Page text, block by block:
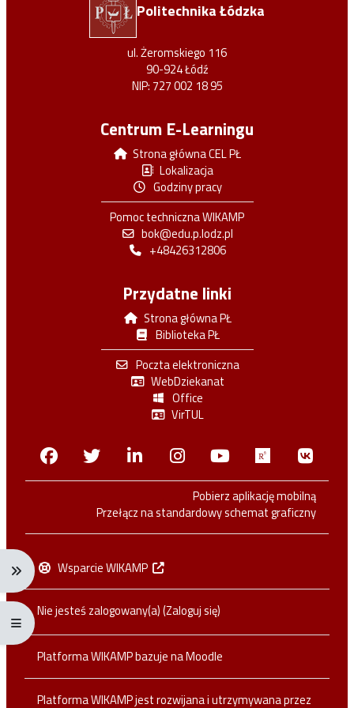
Rozwiń menu nawigacji: Ctrl + Alt + →
Rozwiń menu pełnoekranowe: Ctrl + Alt + f
Politechnika Łódzka
ul. Żeromskiego 116
90-924 Łódź
NIP: 727 002 18 95
Centrum E-Learningu
Strona główna CEL PŁ
Lokalizacja
Godziny pracy
Pomoc techniczna WIKAMP
bok@edu.p.lodz.pl
+48426312806
Przydatne linki
Strona główna PŁ
Biblioteka PŁ
Poczta elektroniczna
WebDziekanat
Office
VirTUL
FacebookTwitterLinkedinInstagram
Youtube
Pobierz aplikację mobilną
Przełącz na standardowy schemat graficzny
Wsparcie WIKAMP
Nie jesteś zalogowany(a) (Zaloguj się)
Platforma WIKAMP bazuje naMoodle
Platforma WIKAMP jest rozwijana i utrzymywana przez